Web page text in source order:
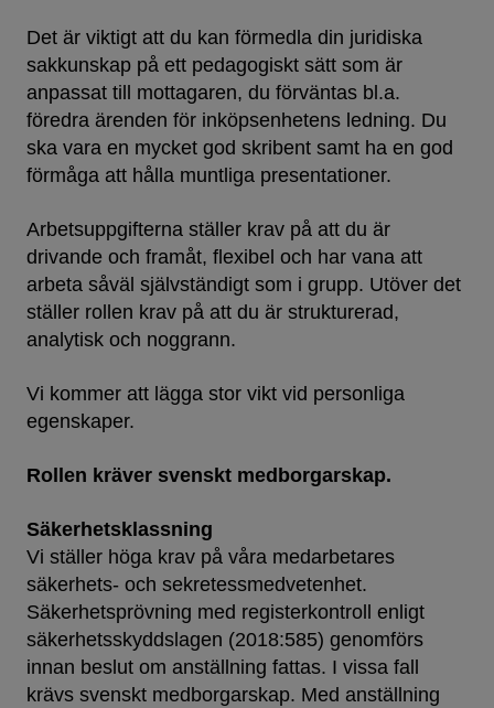
Det är viktigt att du kan förmedla din juridiska
sakkunskap på ett pedagogiskt sätt som är
anpassat till mottagaren, du förväntas bl.a.
föredra ärenden för inköpsenhetens ledning. Du
ska vara en mycket god skribent samt ha en god
förmåga att hålla muntliga presentationer.
Arbetsuppgifterna ställer krav på att du är
drivande och framåt, flexibel och har vana att
arbeta såväl självständigt som i grupp. Utöver det
ställer rollen krav på att du är strukturerad,
analytisk och noggrann.
Vi kommer att lägga stor vikt vid personliga
egenskaper.
Rollen kräver svenskt medborgarskap.
Säkerhetsklassning
Vi ställer höga krav på våra medarbetares
säkerhets- och sekretessmedvetenhet.
Säkerhetsprövning med registerkontroll enligt
säkerhetsskyddslagen (2018:585) genomförs
innan beslut om anställning fattas. I vissa fall
krävs svenskt medborgarskap. Med anställning